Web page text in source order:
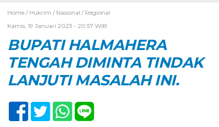
Home / Hukrim / Nasional / Regional
Kamis, 19 Januari 2023 - 20:57 WIB
BUPATI HALMAHERA
TENGAH DIMINTA TINDAK
LANJUTIMASALAHINI.